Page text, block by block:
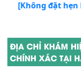
[Không đặt
ĐỊA CHỈ KHÁM
CHÍNH XÁC TẠI